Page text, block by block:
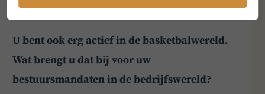
stakeholders.
U bent ook erg actief in de basketbalwereld.
Wat brengt u dat bij voor uw
bestuursmandaten in de bedrijfswereld?